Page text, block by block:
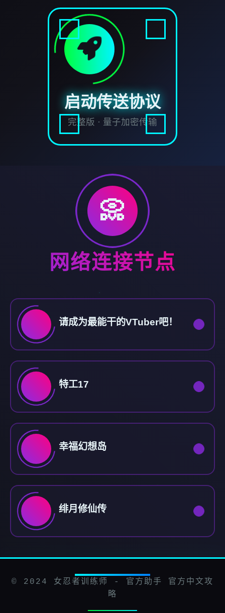
启动传送协议
完整版 · 量子加密传输
📀
网络连接节点
请成为最能干的VTuber吧！
特工17
幸福幻想岛
绯月修仙传
© 2024 女忍者训练师 - 官方助手 官方中文攻
略